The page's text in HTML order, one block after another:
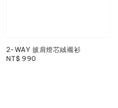
2-WAY 披肩燈芯絨襯衫
Regular
NT$ 990